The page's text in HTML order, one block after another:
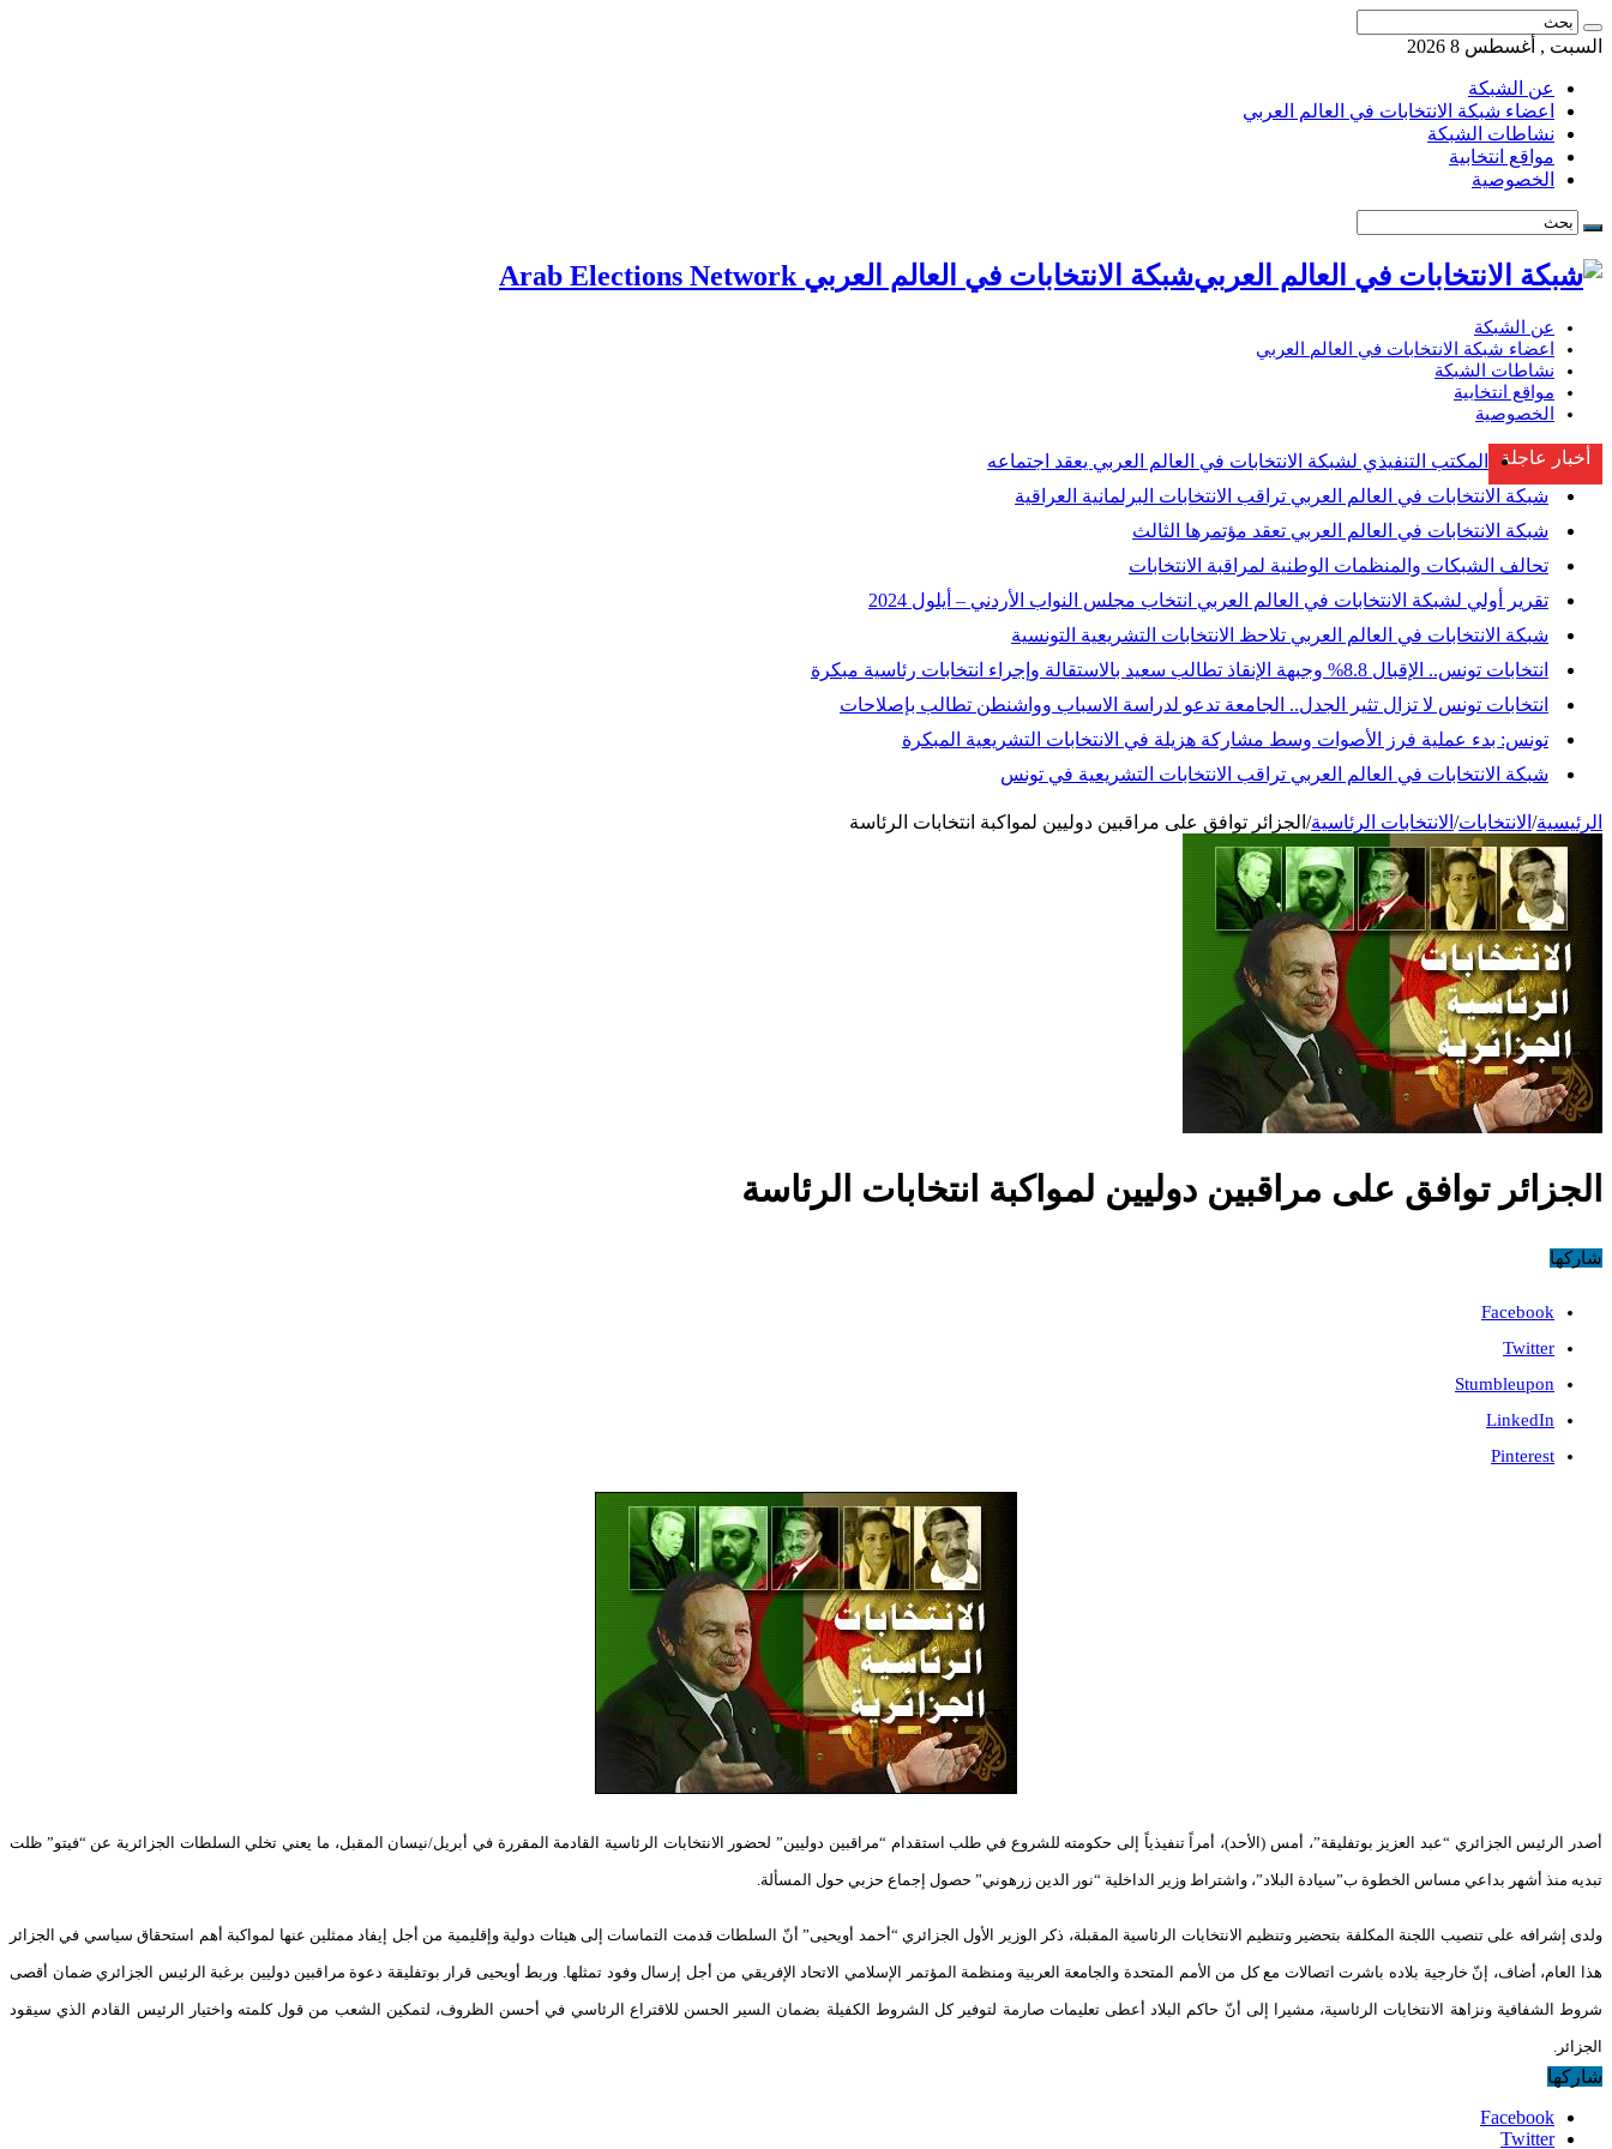
السبت , أغسطس 8 2026
عن الشبكة
اعضاء شبكة الانتخابات في العالم العربي
نشاطات الشبكة
مواقع انتخابية
الخصوصية
شبكة الانتخابات في العالم العربي Arab Elections Network
عن الشبكة
اعضاء شبكة الانتخابات في العالم العربي
نشاطات الشبكة
مواقع انتخابية
الخصوصية
أخبار عاجلة
المكتب التنفيذي لشبكة الانتخابات في العالم العربي يعقد اجتماعه
شبكة الانتخابات في العالم العربي تراقب الانتخابات البرلمانية العراقية
شبكة الانتخابات في العالم العربي تعقد مؤتمرها الثالث
تحالف الشبكات والمنظمات الوطنية لمراقبة الانتخابات
تقرير أولي لشبكة الانتخابات في العالم العربي انتخاب مجلس النواب الأردني – أيلول 2024
شبكة الانتخابات في العالم العربي تلاحظ الانتخابات التشريعية التونسية
انتخابات تونس.. الإقبال 8.8% وجبهة الإنقاذ تطالب سعيد بالاستقالة وإجراء انتخابات رئاسية مبكرة
انتخابات تونس لا تزال تثير الجدل.. الجامعة تدعو لدراسة الاسباب وواشنطن تطالب بإصلاحات
تونس: بدء عملية فرز الأصوات وسط مشاركة هزيلة في الانتخابات التشريعية المبكرة
شبكة الانتخابات في العالم العربي تراقب الانتخابات التشريعية في تونس
الرئيسية/ الانتخابات/ الانتخابات الرئاسية/ الجزائر توافق على مراقبين دوليين لمواكبة انتخابات الرئاسة
الجزائر توافق على مراقبين دوليين لمواكبة انتخابات الرئاسة
شاركها
Facebook
Twitter
Stumbleupon
LinkedIn
Pinterest
أصدر الرئيس الجزائري “عبد العزيز بوتفليقة”، أمس (الأحد)، أمراً تنفيذياً إلى حكومته للشروع في طلب استقدام “مراقبين دوليين” لحضور الانتخابات الرئاسية القادمة المقررة في أبريل/نيسان المقبل، ما يعني تخلي السلطات الجزائرية عن “فيتو” ظلت
تبديه منذ أشهر بداعي مساس الخطوة ب”سيادة البلاد”، واشتراط وزير الداخلية “نور الدين زرهوني” حصول إجماع حزبي حول المسألة.
ولدى إشرافه على تنصيب اللجنة المكلفة بتحضير وتنظيم الانتخابات الرئاسية المقبلة، ذكر الوزير الأول الجزائري “أحمد أويحيى” أنّ السلطات قدمت التماسات إلى هيئات دولية وإقليمية من أجل إيفاد ممثلين عنها لمواكبة أهم استحقاق سياسي في الجزائر
هذا العام، أضاف، إنّ خارجية بلاده باشرت اتصالات مع كل من الأمم المتحدة والجامعة العربية ومنظمة المؤتمر الإسلامي الاتحاد الإفريقي من أجل إرسال وفود تمثلها. وربط أويحيى قرار بوتفليقة دعوة مراقبين دوليين برغبة الرئيس الجزائري ضمان أقصى
شروط الشفافية ونزاهة الانتخابات الرئاسية، مشيرا إلى أنّ حاكم البلاد أعطى تعليمات صارمة لتوفير كل الشروط الكفيلة بضمان السير الحسن للاقتراع الرئاسي في أحسن الظروف، لتمكين الشعب من قول كلمته واختيار الرئيس القادم الذي سيقود
الجزائر.
شاركها
Facebook
Twitter